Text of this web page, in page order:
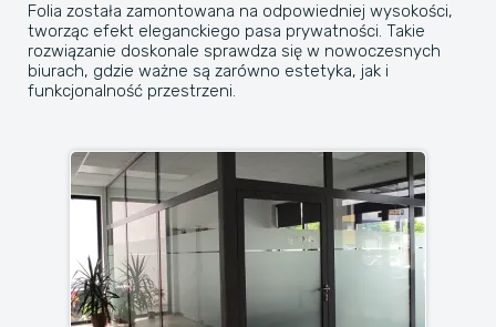
Folia została zamontowana na odpowiedniej wysokości,
tworząc efekt eleganckiego pasa prywatności. Takie
rozwiązanie doskonale sprawdza się w nowoczesnych
biurach, gdzie ważne są zarówno estetyka, jak i
funkcjonalność przestrzeni.